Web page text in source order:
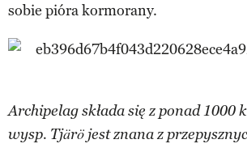
sobie pióra kormorany.
Archipelag składa się z ponad 1000
wysp. Tjärö jest znana z